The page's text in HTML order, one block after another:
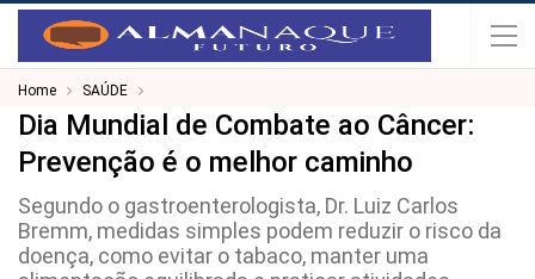
Home SAÚDE
Dia Mundial de Combate ao Câncer:
Prevenção é o melhor caminho
Segundo o gastroenterologista, Dr. Luiz Carlos
Bremm, medidas simples podem reduzir o risco da
doença, como evitar o tabaco, manter uma